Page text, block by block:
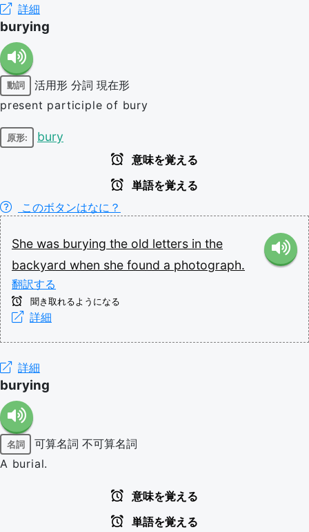
詳細
burying
動詞 活用形 分詞 現在形
present participle of bury
原形: bury
意味を覚える
単語を覚える
このボタンはなに？
She was burying the old letters in the
backyard when she found a photograph.
翻訳する
聞き取れるようになる
詳細
詳細
burying
名詞 可算名詞 不可算名詞
A burial.
意味を覚える
単語を覚える